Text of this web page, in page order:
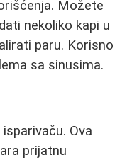
Možete
nekoliko kapi u
paru. Korisno
sa sinusima.
Ova
prijatnu